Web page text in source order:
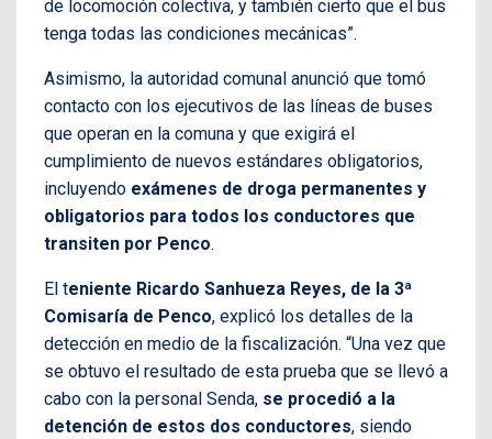
de locomoción colectiva, y también cierto que el bus
tenga todas las condiciones mecánicas”.
Asimismo, la autoridad comunal anunció que tomó
contacto con los ejecutivos de las líneas de buses
que operan en la comuna y que exigirá el
cumplimiento de nuevos estándares obligatorios,
incluyendo exámenes de droga permanentes y
obligatorios para todos los conductores que
transiten por Penco.
El teniente Ricardo Sanhueza Reyes, de la 3ª
Comisaría de Penco, explicó los detalles de la
detección en medio de la fiscalización. “Una vez que
se obtuvo el resultado de esta prueba que se llevó a
cabo con la personal Senda, se procedió a la
detención de estos dos conductores, siendo